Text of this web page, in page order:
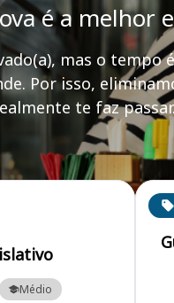
é a melhor
mas o tempo
Por isso,
te faz passar.
concurso
Médio